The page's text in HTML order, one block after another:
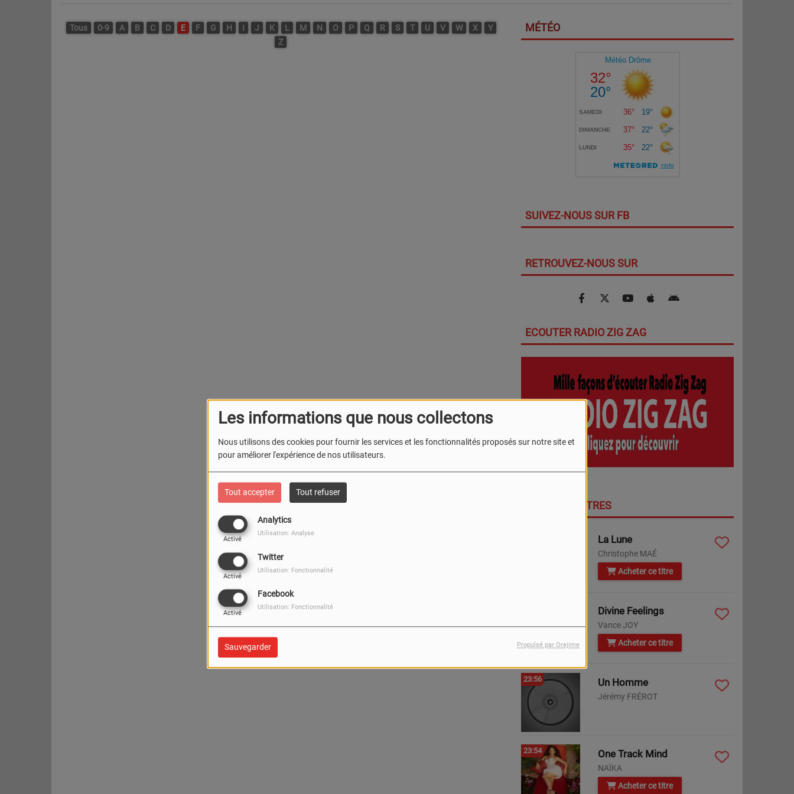
Les informations que nous collectons
Nous utilisons des cookies pour fournir les services et les fonctionnalités proposés sur notre site et
pour améliorer l'expérience de nos utilisateurs.
Tout accepter Tout refuser
Analytics
Activé
Utilisation: Analyse
Twitter
Activé
Utilisation: Fonctionnalité
Facebook
Activé
Utilisation: Fonctionnalité
Sauvegarder Propulsé par Orejime
Tous 0-9 A B C D E F G H J K L M N O P Q R S T U V W X
Y
Z
MÉTÉO
SUIVEZ-NOUS SUR FB
RETROUVEZ-NOUS SUR
ECOUTER RADIO ZIG ZAG
DERNIERS TITRES
La Lune
Christophe MAÉ
Acheter ce titre
Divine Feelings
Vance JOY
Acheter ce titre
23:56 Un Homme
Jérémy FRÉROT
23:54 One Track Mind
NAÏKA
Acheter ce titre